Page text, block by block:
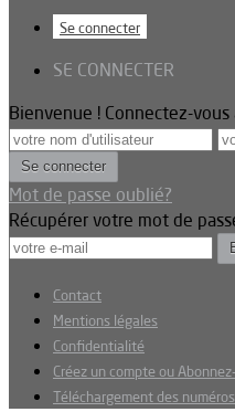
Se connecter
SE CONNECTER
Bienvenue ! Connectez-
Mot de passe oublié?
Récupérer votre mot de
Contact
Mentions légales
Confidentialité
Créez un compte ou
Téléchargement des numéros